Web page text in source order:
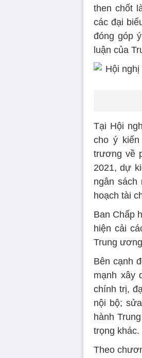
then chốt
các đại
đóng góp
luận của
Tại Hội
cho ý
trương về
2021, dự
ngân
hoạch tài
Ban Chấp
hiện cải
Trung
Bên cạnh
mạnh xây
chính trị,
nội bộ;
hành
trọng khác.
Theo